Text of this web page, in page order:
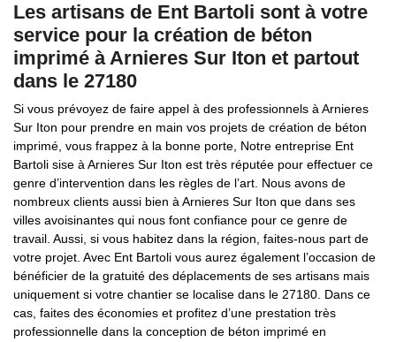
Les artisans de Ent Bartoli sont à votre
service pour la création de béton
imprimé à Arnieres Sur Iton et partout
dans le 27180
Si vous prévoyez de faire appel à des professionnels à Arnieres
Sur Iton pour prendre en main vos projets de création de béton
imprimé, vous frappez à la bonne porte, Notre entreprise Ent
Bartoli sise à Arnieres Sur Iton est très réputée pour effectuer ce
genre d’intervention dans les règles de l’art. Nous avons de
nombreux clients aussi bien à Arnieres Sur Iton que dans ses
villes avoisinantes qui nous font confiance pour ce genre de
travail. Aussi, si vous habitez dans la région, faites-nous part de
votre projet. Avec Ent Bartoli vous aurez également l’occasion de
bénéficier de la gratuité des déplacements de ses artisans mais
uniquement si votre chantier se localise dans le 27180. Dans ce
cas, faites des économies et profitez d’une prestation très
professionnelle dans la conception de béton imprimé en